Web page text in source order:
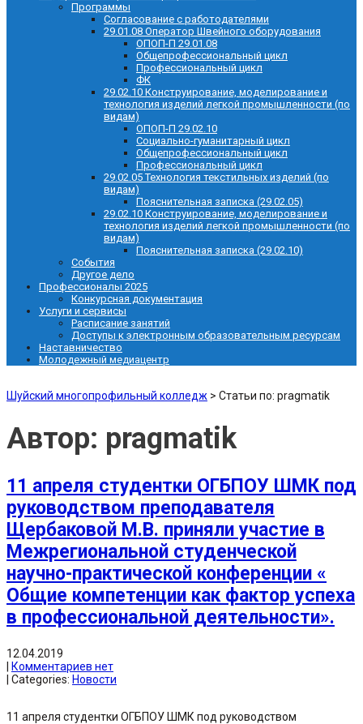
Программы
Согласование с работодателями
29.01.08 Оператор Швейного оборудования
ОПОП-П 29.01.08
Общепрофессиональный цикл
Профессиональный цикл
ФК
29.02.10 Конструирование, моделирование и
технология изделий легкой промышленности (по
видам)
ОПОП-П 29.02.10
Социально-гуманитарный цикл
Общепрофессиональный цикл
Профессиональный цикл
29.02.05 Технология текстильных изделий (по
видам)
Пояснительная записка (29.02.05)
29.02.10 Конструирование, моделирование и
технология изделий легкой промышленности (по
видам)
Пояснительная записка (29.02.10)
События
Другое дело
Профессионалы 2025
Конкурсная документация
Услуги и сервисы
Расписание занятий
Доступы к электронным образовательным ресурсам
Наставничество
Молодежный медиацентр
Шуйский многопрофильный колледж > Статьи по: pragmatik
Автор: pragmatik
11 апреля студентки ОГБПОУ ШМК под
руководством преподавателя
Щербаковой М.В. приняли участие в
Межрегиональной студенческой
научно-практической конференции «
Общие компетенции как фактор успеха
в профессиональной деятельности».
12.04.2019
Комментариев нет
| Categories: Новости
11 апреля студентки ОГБПОУ ШМК под руководством